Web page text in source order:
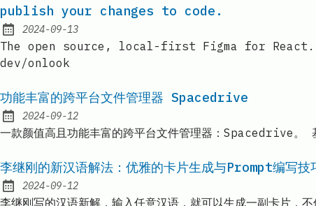
publish your changes to code.
Published:
2024-09-13
The open source, local-first Figma for
dev/onlook
功能丰富的跨平台文件管理器 Spacedrive
Published:
2024-09-12
一款颜值高且功能丰富的跨平台文件管理器：Spacedrive。
李继刚的新汉语解法：优雅的卡片生成与Prompt编写技
Published:
2024-09-12
李继刚写的汉语新解，输入任意汉语，就可以生成一副卡片，